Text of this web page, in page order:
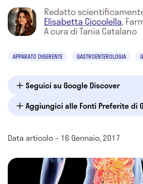
Redatto
Elisabetta Ciccolella,
A cura di Tania Catalano
APPARATO DIGERENTE GASTROENTEROLOGIA
Seguici su Google Discover
Aggiungici alle Fonti Preferite di
Data articolo – 16 Gennaio, 2017